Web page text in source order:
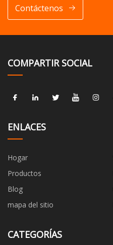
Contáctenos
COMPARTIR SOCIAL
ENLACES
Hogar
Productos
Blog
mapa del sitio
CATEGORÍAS